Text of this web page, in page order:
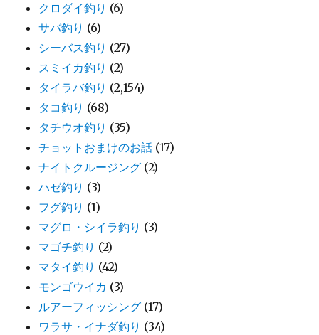
クロダイ釣り (6)
サバ釣り (6)
シーバス釣り (27)
スミイカ釣り (2)
タイラバ釣り (2,154)
タコ釣り (68)
タチウオ釣り (35)
チョットおまけのお話 (17)
ナイトクルージング (2)
ハゼ釣り (3)
フグ釣り (1)
マグロ・シイラ釣り (3)
マゴチ釣り (2)
マタイ釣り (42)
モンゴウイカ (3)
ルアーフィッシング (17)
ワラサ・イナダ釣り (34)